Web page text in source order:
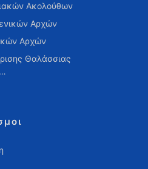
Ακολούθων
Αρχών
Αρχών
Θαλάσσιας